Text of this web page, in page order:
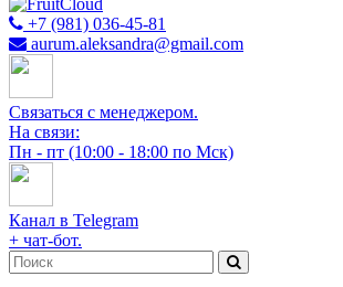
+7 (981) 036-45-81
aurum.aleksandra@gmail.com
Связаться с менеджером.
На связи:
Пн - пт (10:00 - 18:00 по Мск)
Канал в Telegram
+ чат-бот.